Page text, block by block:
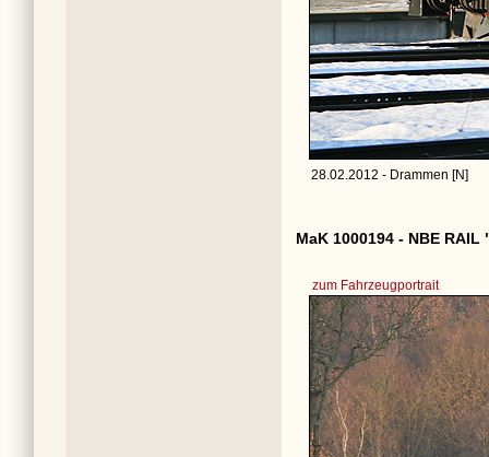
28.02.2012 - Drammen [N]
MaK 1000194 - NBE RAIL
zum Fahrzeugportrait